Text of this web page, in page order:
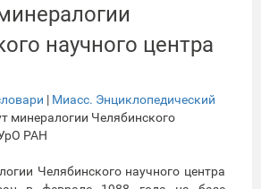
научного центра
| Миасс. Энциклопедический
минералогии Челябинского
РАН
Челябинского научного центра